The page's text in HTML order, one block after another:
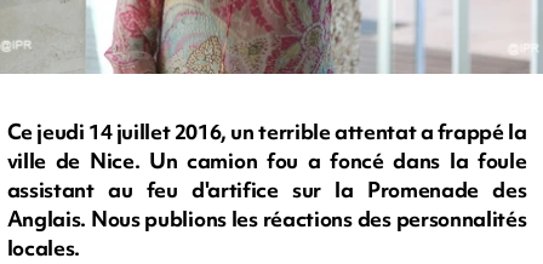
Ce jeudi 14 juillet 2016, un terrible attentat a frappé la
ville de Nice. Un camion fou a foncé dans la foule
assistant au feu d'artifice sur la Promenade des
Anglais. Nous publions les réactions des personnalités
locales.